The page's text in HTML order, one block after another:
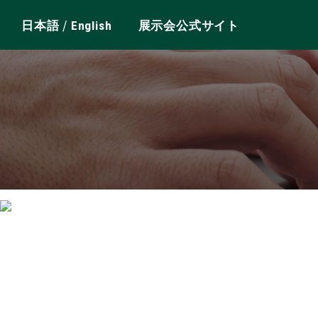
日本語/ English 展示会公式サイト